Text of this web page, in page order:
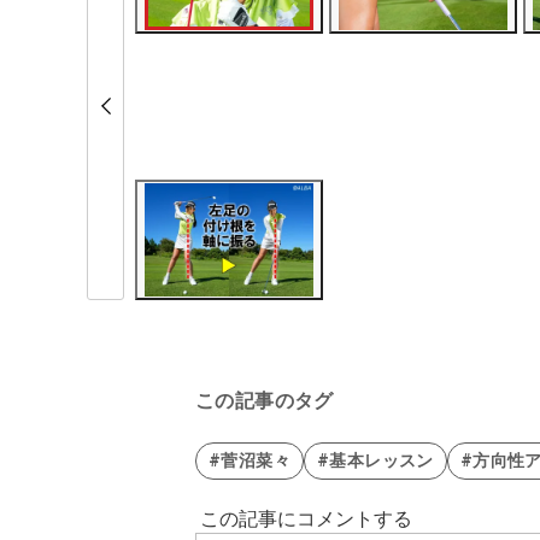
この記事のタグ
#菅沼菜々 #基本レッスン #方向性